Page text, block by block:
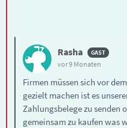
Rasha
vor 9 Monaten
Firmen müssen sich vor
gezielt machen ist es
Zahlungsbelege zu senden
gemeinsam zu kaufen was